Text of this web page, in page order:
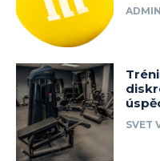
ADMIN
SVET